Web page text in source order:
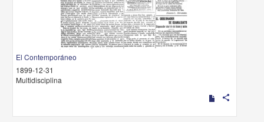
El Contemporáneo
1899-12-31
Multidisciplina
share